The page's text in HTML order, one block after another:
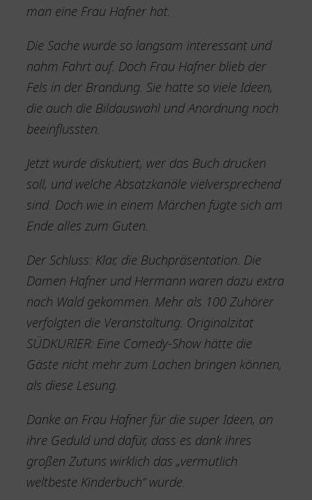
man eine Frau Hafner hat.
Die Sache wurde so langsam interessant und
nahm Fahrt auf. Doch Frau Hafner blieb der
Fels in der Brandung. Sie hatte so viele Ideen,
die auch die Bildauswahl und Anordnung noch
beeinflussten.
Jetzt wurde diskutiert, wer das Buch drucken
soll, und welche Absatzkanäle vielversprechend
sind. Doch wie in einem Märchen fügte sich am
Ende alles zum Guten.
Der Schluss: Klar, die Buchpräsentation. Die
Damen Hafner und Hermann waren dazu extra
nach Wald gekommen. Mehr als 100 Zuhörer
verfolgten die Veranstaltung. Originalzitat
SÜDKURIER: Eine Comedy-Show hätte die
Gäste nicht mehr zum Lachen bringen können,
als diese Lesung.
Danke an Frau Hafner für die super Ideen, an
ihre Geduld und dafür, dass es dank ihres
großen Zutuns wirklich das „vermutlich
weltbeste Kinderbuch“ wurde.